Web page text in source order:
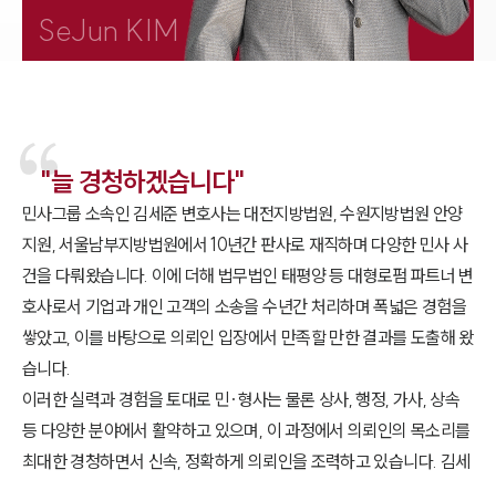
SeJun KIM
"늘 경청하겠습니다"
민사그룹 소속인 김세준 변호사는 대전지방법원, 수원지방법원 안양
지원, 서울남부지방법원에서 10년간 판사로 재직하며 다양한 민사 사
건을 다뤄왔습니다. 이에 더해 법무법인 태평양 등 대형로펌 파트너 변
호사로서 기업과 개인 고객의 소송을 수년간 처리하며 폭넓은 경험을
쌓았고, 이를 바탕으로 의뢰인 입장에서 만족할 만한 결과를 도출해 왔
습니다.
이러한 실력과 경험을 토대로 민·형사는 물론 상사, 행정, 가사, 상속
등 다양한 분야에서 활약하고 있으며, 이 과정에서 의뢰인의 목소리를
최대한 경청하면서 신속, 정확하게 의뢰인을 조력하고 있습니다. 김세